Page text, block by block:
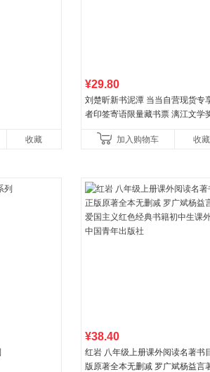
收藏
¥29.80
刘楚昕新书泥潭 当当自营现货专
者印签寄语限量藏书票 漓江文学
加入购物车 收藏
¥38.40
红岩 八年级上册课外阅读名著书
版原著全本无删减 罗广斌杨益言